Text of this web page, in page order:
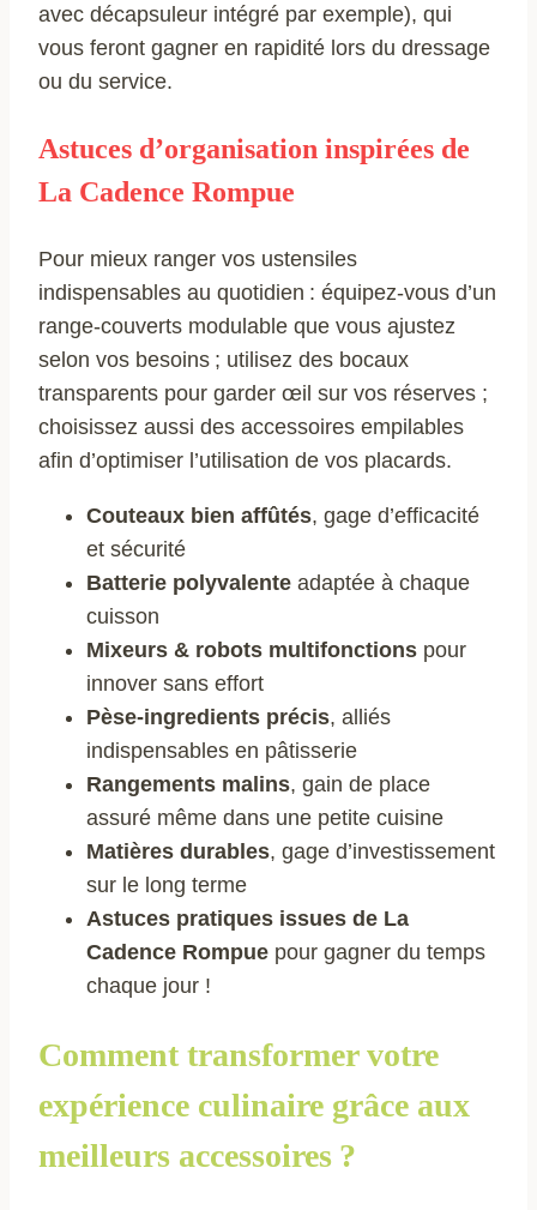
avec décapsuleur intégré par exemple), qui
vous feront gagner en rapidité lors du dressage
ou du service.
Astuces d’organisation inspirées de
La Cadence Rompue
Pour mieux ranger vos ustensiles
indispensables au quotidien : équipez-vous d’un
range-couverts modulable que vous ajustez
selon vos besoins ; utilisez des bocaux
transparents pour garder œil sur vos réserves ;
choisissez aussi des accessoires empilables
afin d’optimiser l’utilisation de vos placards.
Couteaux bien affûtés, gage d’efficacité
et sécurité
Batterie polyvalente adaptée à chaque
cuisson
Mixeurs & robots multifonctions pour
innover sans effort
Pèse-ingredients précis, alliés
indispensables en pâtisserie
Rangements malins, gain de place
assuré même dans une petite cuisine
Matières durables, gage d’investissement
sur le long terme
Astuces pratiques issues de La
Cadence Rompue pour gagner du temps
chaque jour !
Comment transformer votre
expérience culinaire grâce aux
meilleurs accessoires ?